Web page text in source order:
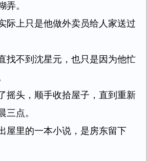
弄。
际上只是他做外卖员给人家送过
找不到沈星元，也只是因为他忙
摇头，顺手收拾屋子，直到重新
三点。
屋里的一本小说，是房东留下